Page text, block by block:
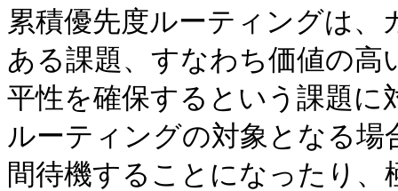
累積優先度ルーティングは
ある課題、すなわち価値の
平性を確保するという課題に
ルーティングの対象となる
間待機することになったり